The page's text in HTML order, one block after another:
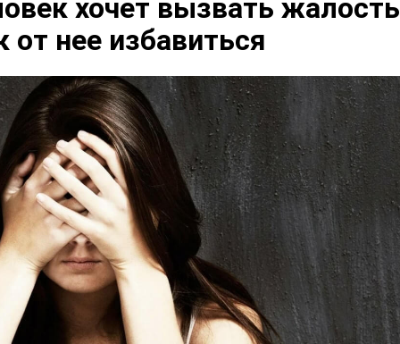
хочет вызвать жалость
от нее избавиться